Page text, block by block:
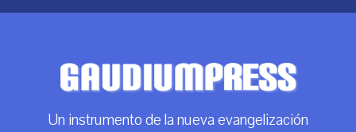
Un instrumento de la nueva evangelización